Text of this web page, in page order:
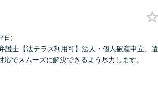
日）
護士【法テラス利用可】法人・個人破産申立、遺
でスムーズに解決できるよう尽力します。